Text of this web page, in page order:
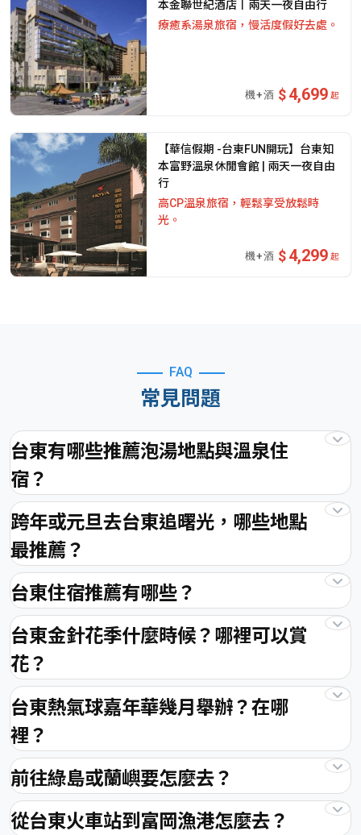
本金聯世紀酒店丨兩天一夜自由行
療癒系湯泉旅宿，慢活度假好去處。
4,699 起
【華信假期 -台東FUN開玩】台東知
本富野溫泉休閒會館 | 兩天一夜自由
行
高CP溫泉旅宿，輕鬆享受放鬆時
光。
4,299 起
FAQ
常見問題
台東有哪些推薦泡湯地點與溫泉住
宿？
跨年或元旦去台東追曙光，哪些地點
最推薦？
台東住宿推薦有哪些？
台東金針花季什麼時候？哪裡可以賞
花？
台東熱氣球嘉年華幾月舉辦？在哪
裡？
前往綠島或蘭嶼要怎麼去？
從台東火車站到富岡漁港怎麼去？